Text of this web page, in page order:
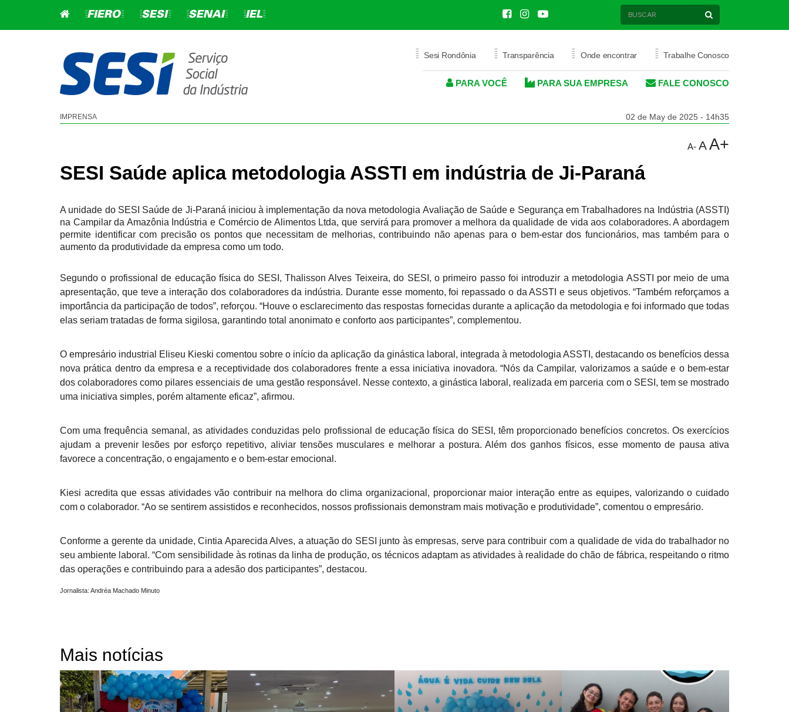
=FIERO= =SESI= =SENAI= =IEL=
= Sesi Rondônia = Transparência = Onde encontrar = Trabalhe Conosco
PARA VOCÊ
EDUCAÇÃO INFANTIL
ENSINO MÉDIO
SESI 360
ESPORTIVOS
POLÍTICA DE PRIVACIDADE
PARA SUA EMPRESA
PROGRAMAS LEGAIS SST
ODONTOLOGIA
FALE CONOSCO
IMPRENSA 02 de May de 2025 - 14h35
A- AA+
SESI Saúde aplica metodologia ASSTI em indústria de Ji-Paraná
A unidade do SESI Saúde de Ji-Paraná iniciou à implementação da nova metodologia Avaliação de Saúde e Segurança em Trabalhadores na Indústria (ASSTI)
na Campilar da Amazônia Indústria e Comércio de Alimentos Ltda, que servirá para promover a melhora da qualidade de vida aos colaboradores. A abordagem
permite identificar com precisão os pontos que necessitam de melhorias, contribuindo não apenas para o bem-estar dos funcionários, mas também para o
aumento da produtividade da empresa como um todo.
Segundo o profissional de educação física do SESI, Thalisson Alves Teixeira, do SESI, o primeiro passo foi introduzir a metodologia ASSTI por meio de uma
apresentação, que teve a interação dos colaboradores da indústria. Durante esse momento, foi repassado o da ASSTI e seus objetivos. “Também reforçamos a
importância da participação de todos”, reforçou. “Houve o esclarecimento das respostas fornecidas durante a aplicação da metodologia e foi informado que todas
elas seriam tratadas de forma sigilosa, garantindo total anonimato e conforto aos participantes”, complementou.
O empresário industrial Eliseu Kieski comentou sobre o início da aplicação da ginástica laboral, integrada à metodologia ASSTI, destacando os benefícios dessa
nova prática dentro da empresa e a receptividade dos colaboradores frente a essa iniciativa inovadora. “Nós da Campilar, valorizamos a saúde e o bem-estar
dos colaboradores como pilares essenciais de uma gestão responsável. Nesse contexto, a ginástica laboral, realizada em parceria com o SESI, tem se mostrado
uma iniciativa simples, porém altamente eficaz”, afirmou.
Com uma frequência semanal, as atividades conduzidas pelo profissional de educação física do SESI, têm proporcionado benefícios concretos. Os exercícios
ajudam a prevenir lesões por esforço repetitivo, aliviar tensões musculares e melhorar a postura. Além dos ganhos físicos, esse momento de pausa ativa
favorece a concentração, o engajamento e o bem-estar emocional.
Kiesi acredita que essas atividades vão contribuir na melhora do clima organizacional, proporcionar maior interação entre as equipes, valorizando o cuidado
com o colaborador. “Ao se sentirem assistidos e reconhecidos, nossos profissionais demonstram mais motivação e produtividade”, comentou o empresário.
Conforme a gerente da unidade, Cintia Aparecida Alves, a atuação do SESI junto às empresas, serve para contribuir com a qualidade de vida do trabalhador no
seu ambiente laboral. “Com sensibilidade às rotinas da linha de produção, os técnicos adaptam as atividades à realidade do chão de fábrica, respeitando o ritmo
das operações e contribuindo para a adesão dos participantes”, destacou.
Jornalista: Andréa Machado Minuto
Mais notícias